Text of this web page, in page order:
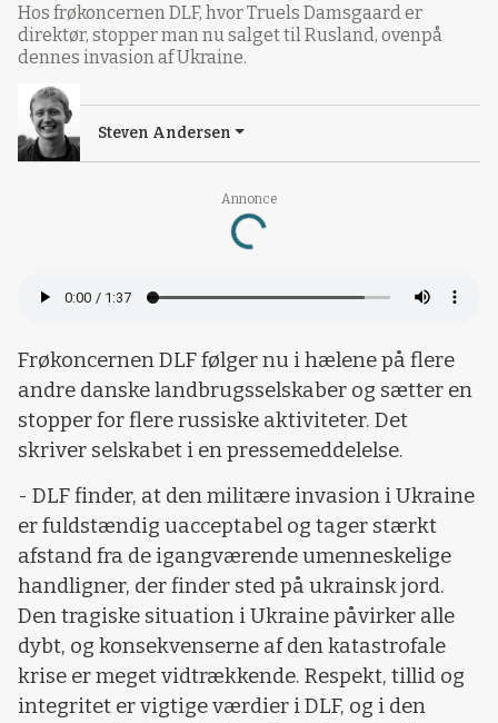
Annonce
Loading...
Hos frøkoncernen DLF, hvor Truels Damsgaard er
direktør, stopper man nu salget til Rusland, ovenpå
dennes invasion af Ukraine.
Steven Andersen
Frøkoncernen DLF følger nu i hælene på flere
andre danske landbrugsselskaber og sætter en
stopper for flere russiske aktiviteter. Det
skriver selskabet i en pressemeddelelse.
- DLF finder, at den militære invasion i Ukraine
er fuldstændig uacceptabel og tager stærkt
afstand fra de igangværende umenneskelige
handligner, der finder sted på ukrainsk jord.
Den tragiske situation i Ukraine påvirker alle
dybt, og konsekvenserne af den katastrofale
krise er meget vidtrækkende. Respekt, tillid og
integritet er vigtige værdier i DLF, og i den